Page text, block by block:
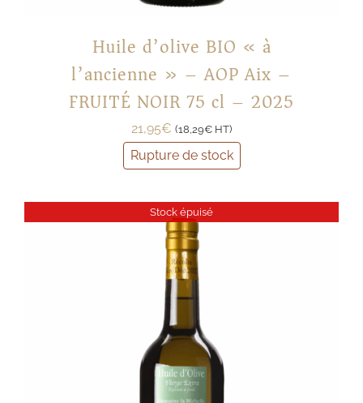
Huile d’olive BIO « à
l’ancienne » – AOP Aix –
FRUITÉ NOIR 75 cl – 2025
21,95€ (18,29€ HT)
Rupture de stock
Stock épuisé